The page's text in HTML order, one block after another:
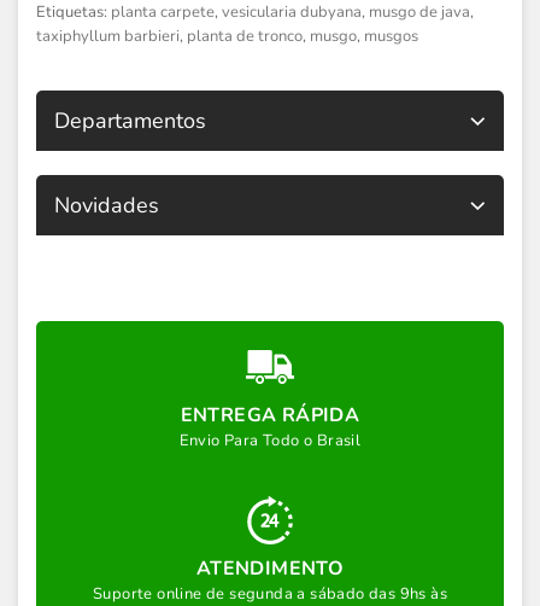
Etiquetas: planta carpete, vesicularia dubyana, musgo de java,
taxiphyllum barbieri, planta de tronco, musgo, musgos
Departamentos
Novidades
ENTREGA RÁPIDA
Envio Para Todo o Brasil
ATENDIMENTO
Suporte online de segunda a sábado das 9hs às